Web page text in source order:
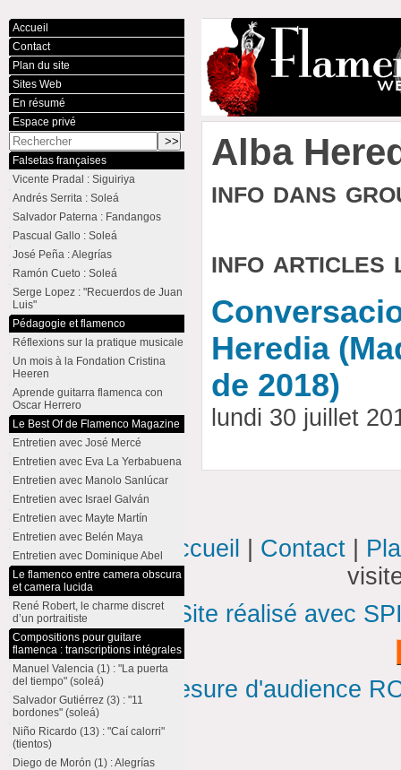
Alba
info dans
info articles
Heredia
de 2018)
lundi 30 juillet
Accueil
Contact
Plan du site
Sites Web
En résumé
Espace privé
Falsetas françaises
Vicente Pradal : Siguiriya
Andrés Serrita : Soleá
Salvador Paterna : Fandangos
Pascual Gallo : Soleá
José Peña : Alegrías
Ramón Cueto : Soleá
Serge Lopez : "Recuerdos de Juan
Luis"
Pédagogie et flamenco
Réflexions sur la pratique musicale
Un mois à la Fondation Cristina
Heeren
Aprende guitarra flamenca con
Oscar Herrero
Le Best Of de Flamenco Magazine
Entretien avec José Mercé
Entretien avec Eva La Yerbabuena
Entretien avec Manolo Sanlúcar
Entretien avec Israel Galván
Entretien avec Mayte Martín
Entretien avec Belén Maya
Entretien avec Dominique Abel
Le flamenco entre camera obscura
et camera lucida
René Robert, le charme discret
d’un portraitiste
Compositions pour guitare
flamenca : transcriptions intégrales
Manuel Valencia (1) : "La puerta
del tiempo" (soleá)
Salvador Gutiérrez (3) : "11
bordones" (soleá)
Niño Ricardo (13) : "Caí calorri"
(tientos)
Diego de Morón (1) : Alegrías
Accueil Contact
Site réalisé avec
Mesure d'audience